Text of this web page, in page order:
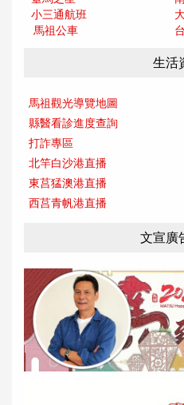
小三通航班
馬祖公車
生活
馬祖觀光導覽地圖
縣醫看診進度查詢
打詐專區
北竿白沙港直播
東莒猛澳港直播
西莒青帆港直播
文宣廣